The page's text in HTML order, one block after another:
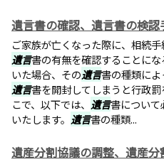
遺言書の確認、遺言書の検
ご家族が亡くなった際に、相続
遺言書の有無を確認することにな
いた場合、その遺言書の種類に
遺言書を開封してしまうと行政
こで、以下では、 遺言書について
いたします。 遺言書の種類...
遺産分割協議の調整、遺産